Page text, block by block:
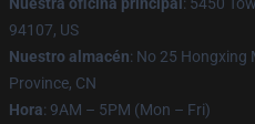
94107, US
Nuestro almacén: No 25 Hongxing
Province, CN
Hora: 9AM – 5PM (Mon – Fri)